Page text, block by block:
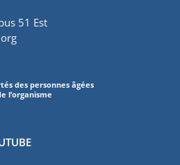
51 Est
des personnes âgées
l’organisme